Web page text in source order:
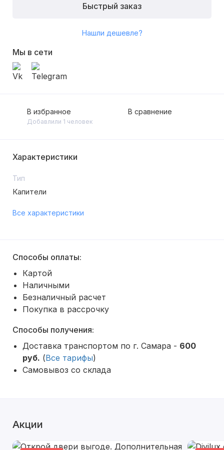
Быстрый заказ
Нашли дешевле?
Мы в сети
В избранное
Добавлили 1 человек
В сравнение
Характеристики
Тип
Капители
Все характеристики
Способы оплаты:
Картой
Наличными
Безналичный расчет
Покупка в рассрочку
Способы получения:
Доставка транспортом по г. Самара - 600
руб. (Все тарифы)
Самовывоз со склада
Акции